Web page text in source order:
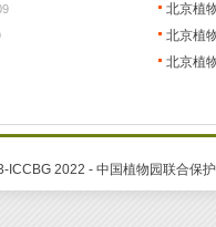
北京植
北京植
北京植
ICCBG 2022 - 中国植物园联合保